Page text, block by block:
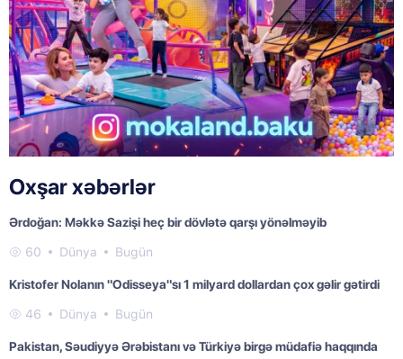
Oxşar xəbərlər
Ərdoğan: Məkkə Sazişi heç bir dövlətə qarşı yönəlməyib
60 Dünya Bugün
Kristofer Nolanın "Odisseya"sı 1 milyard dollardan çox gəlir gətirdi
46 Dünya Bugün
Pakistan, Səudiyyə Ərəbistanı və Türkiyə birgə müdafiə haqqında